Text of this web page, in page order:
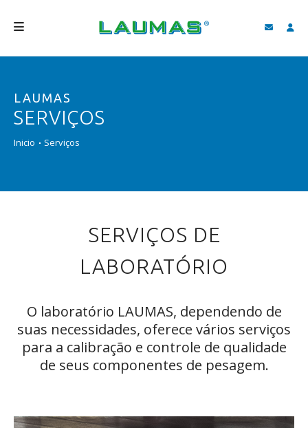
PRODUTOS
SERVIÇOS
LAUMAS
SERVIÇOS
Inicio Serviços
SERVIÇOS DE
LABORATÓRIO
O laboratório LAUMAS, dependendo de
suas necessidades, oferece vários serviços
para a calibração e controle de qualidade
de seus componentes de pesagem.